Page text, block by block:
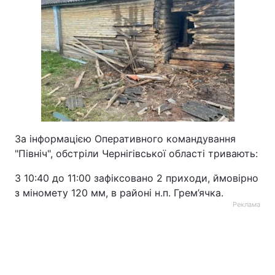
За інформацією Оперативного командування
"Північ", обстріли Чернігівської області тривають:
З 10:40 до 11:00 зафіксовано 2 приходи, ймовірно
з міномету 120 мм, в районі н.п. Грем’ячка.
Реклама